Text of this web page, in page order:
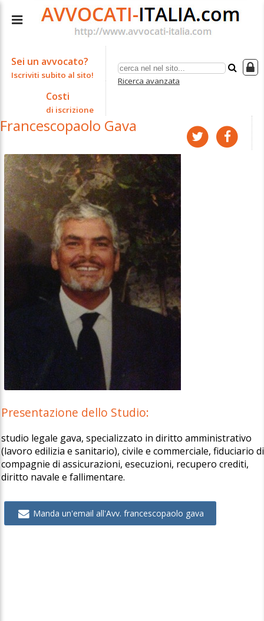
Ricerca avanzata
Sei un avvocato?
Iscriviti subito al sito!
Costi
di iscrizione
Francescopaolo Gava
Presentazione dello Studio:
studio legale gava, specializzato in diritto amministrativo
(lavoro edilizia e sanitario), civile e commerciale, fiduciario di
compagnie di assicurazioni, esecuzioni, recupero crediti,
diritto navale e fallimentare.
Manda un'email all'Avv. francescopaolo gava